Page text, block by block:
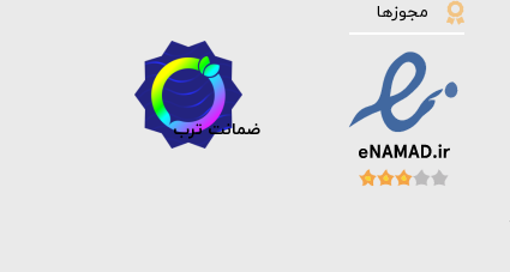
مجوزها
ضمانت ترب